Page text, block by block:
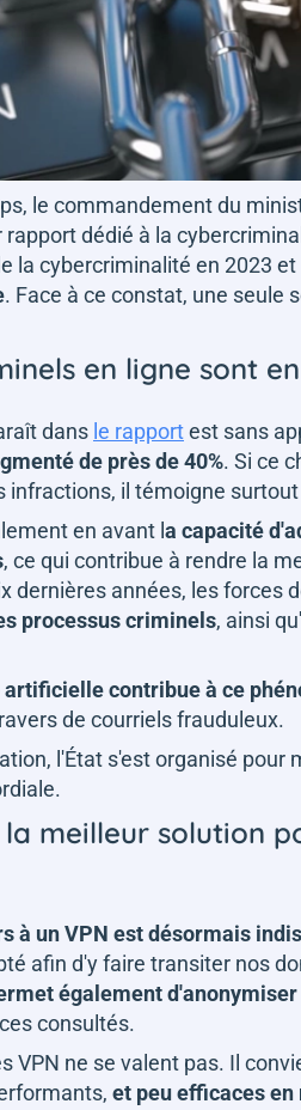
le commandement du
dédié à la
la cybercriminalité en 2023 et
. Face à ce constat, une seule
en ligne sont
dans le rapportest sans
de près de 40%. Si ce
infractions, il témoigne
en avant la capacité
, ce qui contribue à rendre la
dernières années, les forces
processus criminels, ainsi
contribue à ce
de courriels frauduleux.
l'État s'est organisé pour
la meilleur solution
à un VPN est désormais
afin d'y faire transiter nos
également
consultés.
VPN ne se valent pas. Il
et peu efficaces